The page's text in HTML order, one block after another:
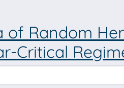
of Random
Critical